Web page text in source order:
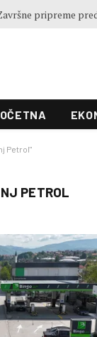
pripreme
Petrol"
PETROL